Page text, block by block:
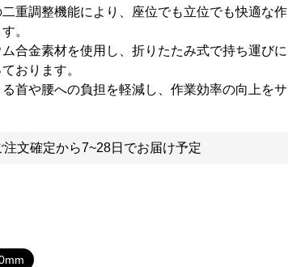
重調整機能により、座位でも立位でも快適な作
。
合金素材を使用し、折りたたみ式で持ち運びに
おります。
首や腰への負担を軽減し、作業効率の向上をサ
注文確定から7~28日でお届け予定